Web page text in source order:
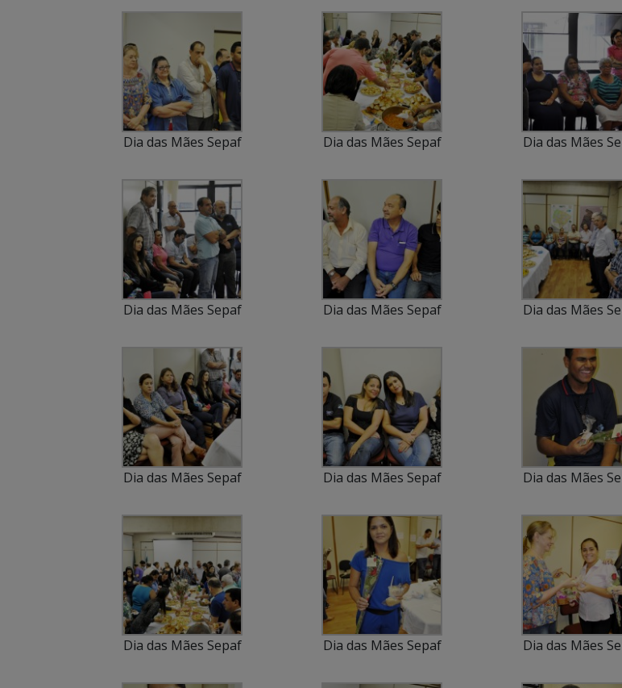
Dia das Mães Sepaf Dia das Mães Sepaf Dia das Mães
Dia das Mães Sepaf Dia das Mães Sepaf Dia das Mães
Dia das Mães Sepaf Dia das Mães Sepaf Dia das Mães
Dia das Mães Sepaf Dia das Mães Sepaf Dia das Mães